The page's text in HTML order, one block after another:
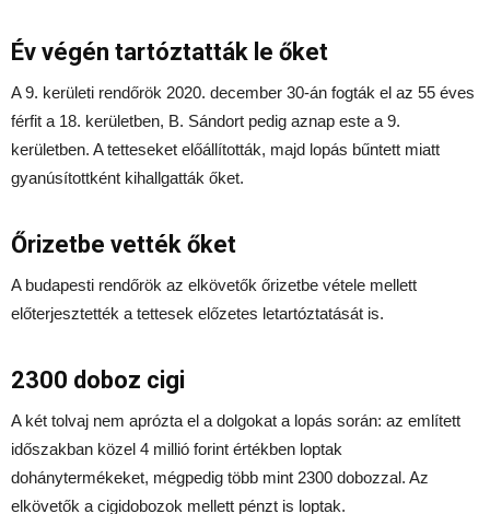
Év végén tartóztatták le őket
A 9. kerületi rendőrök 2020. december 30-án fogták el az 55 éves
férfit a 18. kerületben, B. Sándort pedig aznap este a 9.
kerületben. A tetteseket előállították, majd lopás bűntett miatt
gyanúsítottként kihallgatták őket.
Őrizetbe vették őket
A budapesti rendőrök az elkövetők őrizetbe vétele mellett
előterjesztették a tettesek előzetes letartóztatását is.
2300 doboz cigi
A két tolvaj nem aprózta el a dolgokat a lopás során: az említett
időszakban közel 4 millió forint értékben loptak
dohánytermékeket, mégpedig több mint 2300 dobozzal. Az
elkövetők a cigidobozok mellett pénzt is loptak.